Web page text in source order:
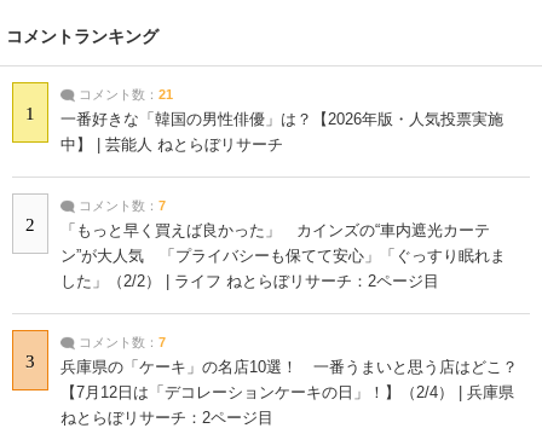
コメントランキング
1
コメント数： 21
一番好きな「韓国の男性俳優」は？【2026年版・人気投票実施
中】 | 芸能人 ねとらぼリサーチ
2
コメント数： 7
「もっと早く買えば良かった」 カインズの“車内遮光カーテ
ン”が大人気 「プライバシーも保てて安心」「ぐっすり眠れま
した」（2/2） | ライフ ねとらぼリサーチ：2ページ目
3
コメント数： 7
兵庫県の「ケーキ」の名店10選！ 一番うまいと思う店はどこ？
【7月12日は「デコレーションケーキの日」！】（2/4） | 兵庫県
ねとらぼリサーチ：2ページ目